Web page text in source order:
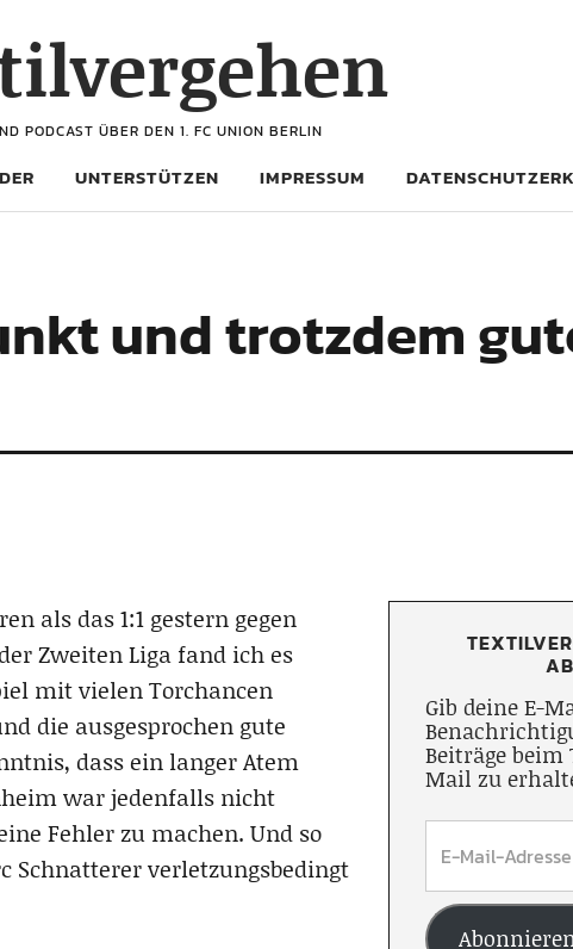
PODCAST ÜBER DEN 1. FC UNION BERLIN
UNTERSTÜTZEN IMPRESSUM
und trotzdem
als das 1:1 gestern gegen
Zweiten Liga fand ich es
mit vielen Torchancen
die ausgesprochen gute
dass ein langer Atem
war jedenfalls nicht
Fehler zu machen. Und so
Schnatterer verletzungsbedingt
Gib deine E-
Beiträge beim
Mail zu